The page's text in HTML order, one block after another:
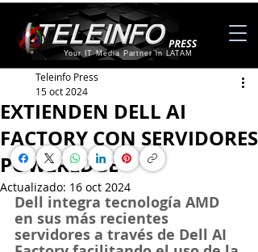
Your IT Media Partner in LATAM
EXTIENDEN DELL AI
FACTORY CON SERVIDORES
POWEREDGE
Teleinfo Press
15 oct 2024
Actualizado: 16 oct 2024
Dell integra tecnología AMD
en sus más recientes
servidores a través de Dell AI